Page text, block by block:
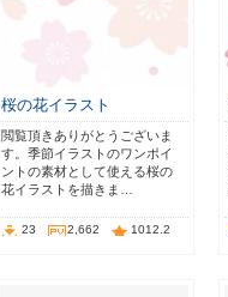
桜の花イラスト
閲覧頂きありがとうございま
す。季節イラストのワンポイ
ントの素材として使える桜の
花イラストを描きま…
23 2,662 1012.2